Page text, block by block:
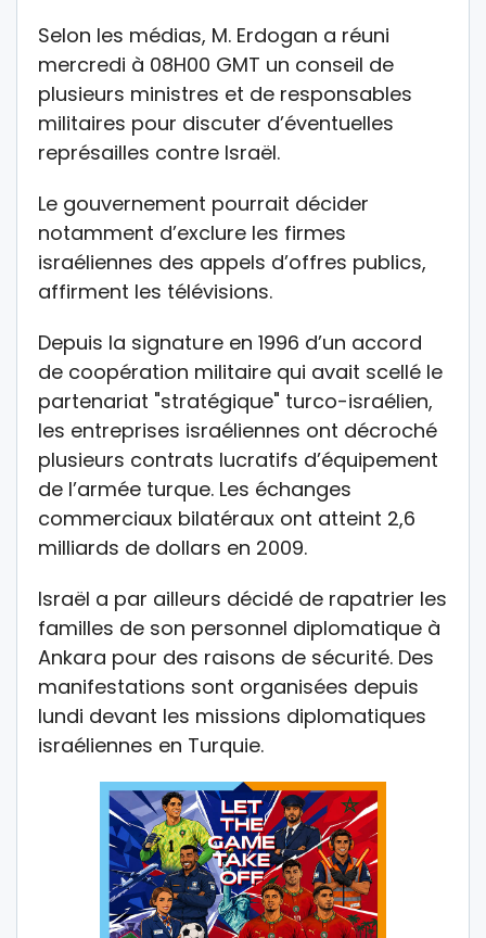
Selon les médias, M. Erdogan a réuni
mercredi à 08H00 GMT un conseil de
plusieurs ministres et de responsables
militaires pour discuter d’éventuelles
représailles contre Israël.
Le gouvernement pourrait décider
notamment d’exclure les firmes
israéliennes des appels d’offres publics,
affirment les télévisions.
Depuis la signature en 1996 d’un accord
de coopération militaire qui avait scellé le
partenariat "stratégique" turco-israélien,
les entreprises israéliennes ont décroché
plusieurs contrats lucratifs d’équipement
de l’armée turque. Les échanges
commerciaux bilatéraux ont atteint 2,6
milliards de dollars en 2009.
Israël a par ailleurs décidé de rapatrier les
familles de son personnel diplomatique à
Ankara pour des raisons de sécurité. Des
manifestations sont organisées depuis
lundi devant les missions diplomatiques
israéliennes en Turquie.